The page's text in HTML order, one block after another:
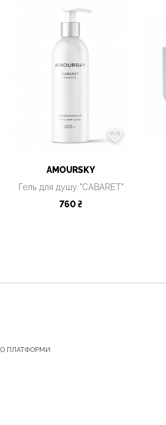
AMOURSKY
Гель для душу "CABARET"
760 ₴
ПЛАТФОРМИ